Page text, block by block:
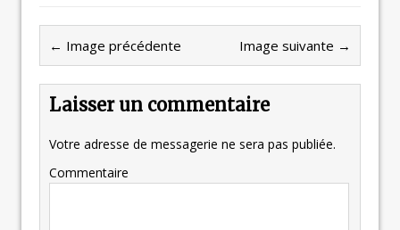
← Image précédente Image suivante →
Laisser un commentaire
Votre adresse de messagerie ne sera pas publiée.
Commentaire